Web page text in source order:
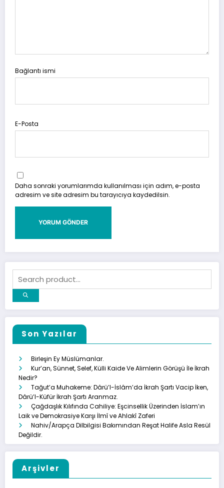
Bağlantı ismi
E-Posta
Daha sonraki yorumlarımda kullanılması için adım, e-posta
adresim ve site adresim bu tarayıcıya kaydedilsin.
Son Yazılar
Birleşin Ey Müslümanlar.
Kur’an, Sünnet, Selef, Külli Kaide Ve Alimlerin Görüşü İle İkrah
Nedir?
Tağut’a Muhakeme: Dârü’l-İslâm’da İkrah Şartı Vacip İken,
Dârü’l-Küfür İkrah Şartı Aranmaz.
Çağdaşlık Kılıfında Cahiliye: Eşcinsellik Üzerinden İslam’ın
Laik ve Demokrasiye Karşı İlmî ve Ahlakî Zaferi
Nahiv/Arapça Dilbilgisi Bakımından Reşat Halife Asla Resül
Değildir.
Arşivler